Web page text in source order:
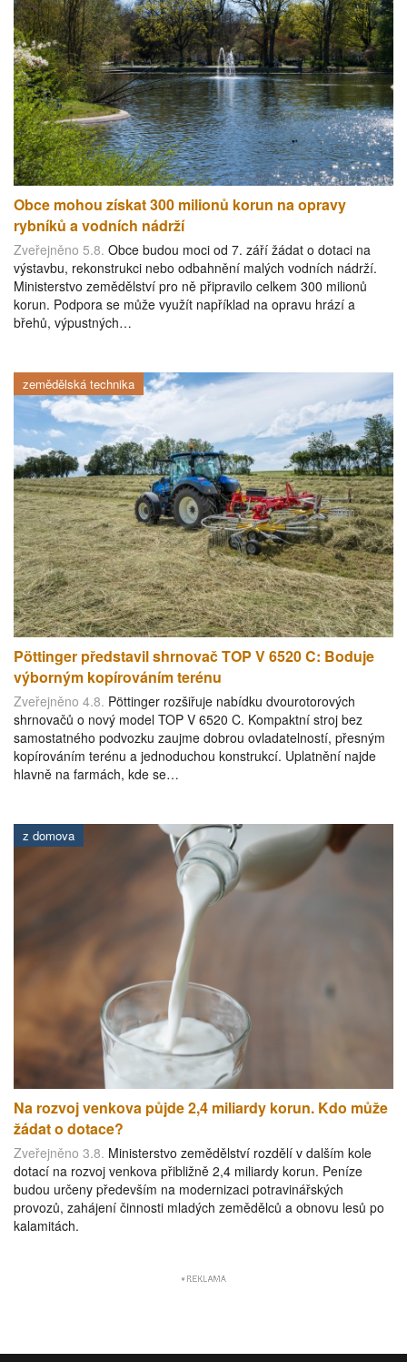
Obce mohou získat 300 milionů korun na opravy
rybníků a vodních nádrží
Zveřejněno 5.8. Obce budou moci od 7. září žádat o dotaci na
výstavbu, rekonstrukci nebo odbahnění malých vodních nádrží.
Ministerstvo zemědělství pro ně připravilo celkem 300 milionů
korun. Podpora se může využít například na opravu hrází a
břehů, výpustných…
zemědělská technika
Pöttinger představil shrnovač TOP V 6520 C: Boduje
výborným kopírováním terénu
Zveřejněno 4.8. Pöttinger rozšiřuje nabídku dvourotorových
shrnovačů o nový model TOP V 6520 C. Kompaktní stroj bez
samostatného podvozku zaujme dobrou ovladatelností, přesným
kopírováním terénu a jednoduchou konstrukcí. Uplatnění najde
hlavně na farmách, kde se…
z domova
Na rozvoj venkova půjde 2,4 miliardy korun. Kdo může
žádat o dotace?
Zveřejněno 3.8. Ministerstvo zemědělství rozdělí v dalším kole
dotací na rozvoj venkova přibližně 2,4 miliardy korun. Peníze
budou určeny především na modernizaci potravinářských
provozů, zahájení činnosti mladých zemědělců a obnovu lesů po
kalamitách.